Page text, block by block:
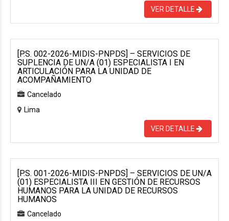
VER DETALLE
[P.S. 002-2026-MIDIS-PNPDS] – SERVICIOS DE
SUPLENCIA DE UN/A (01) ESPECIALISTA I EN
ARTICULACIÓN PARA LA UNIDAD DE
ACOMPAÑAMIENTO
Cancelado
Lima
VER DETALLE
[P.S. 001-2026-MIDIS-PNPDS] – SERVICIOS DE UN/A
(01) ESPECIALISTA III EN GESTIÓN DE RECURSOS
HUMANOS PARA LA UNIDAD DE RECURSOS
HUMANOS
Cancelado